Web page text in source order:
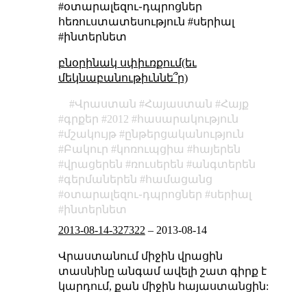
#օտարալեզու֊դպրոցներ
հեռուստատեսություն #սերիալ
#ինտերնետ
բնօրինակ սփիւռքում(եւ
մեկնաբանութիւննե՞ր)
Վրաստան Հայաստան
Հայք
գրքեր
2012
հասարակություն
մշակույթ
ընթերցականություն
Բակուր
կոռուպցիա
հայերեն
վրացերեն
ռուսերեն
անգտերեն
գերմաներեն
համացանց
օտարալեզու֊դպրոցներ
սերիալ
ինտերնետ
2013-08-14-327322 – 2013-08-14
Վրաստանում միջին վրացին
տասնինը անգամ ավելի շատ գիրք է
կարդում, քան միջին հայաստանցին: